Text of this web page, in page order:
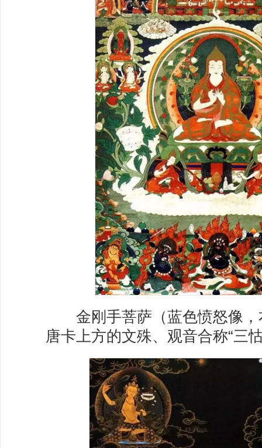
金刚手菩萨（蓝色愤怒像，
唐卡上方的文殊、观音合称“三